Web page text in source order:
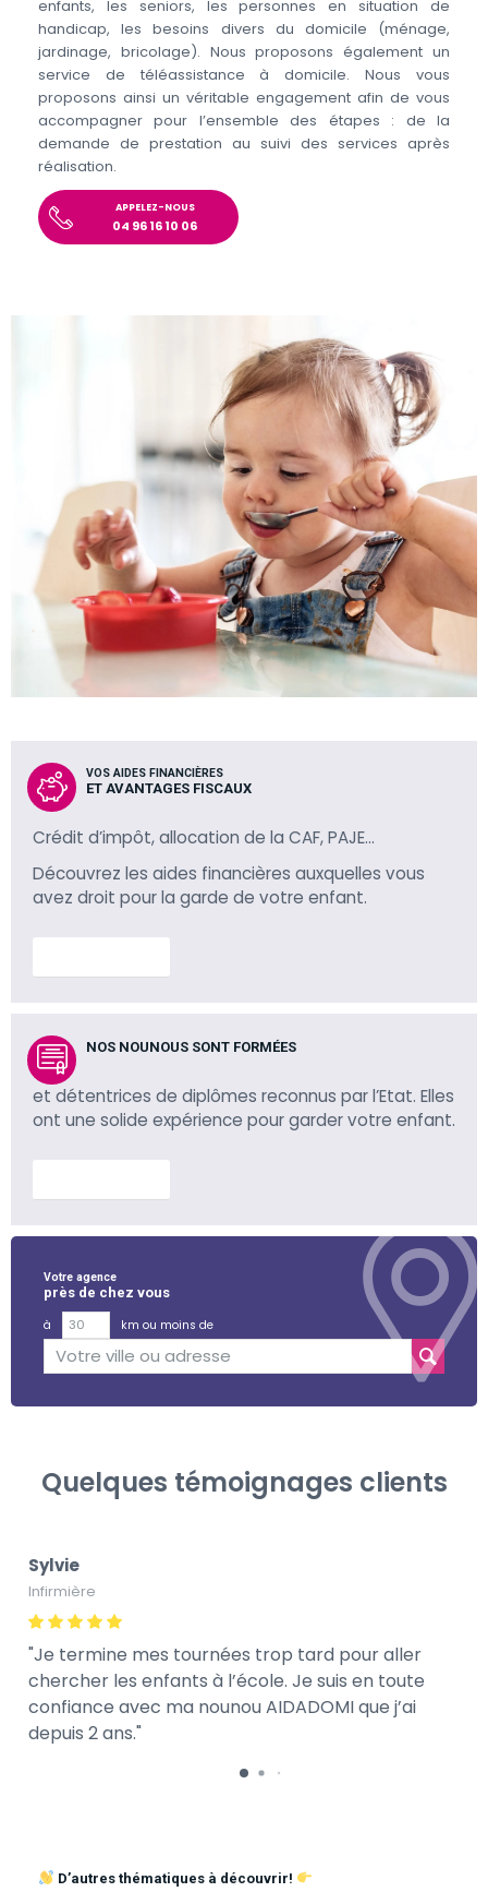
enfants, les seniors, les personnes en situation de
handicap, les besoins divers du domicile (ménage,
jardinage, bricolage). Nous proposons également un
service de téléassistance à domicile. Nous vous
proposons ainsi un véritable engagement afin de vous
accompagner pour l’ensemble des étapes : de la
demande de prestation au suivi des services après
réalisation.
APPELEZ-NOUS
04 96 16 10 06
VOS AIDES FINANCIÈRES
ET AVANTAGES FISCAUX
Crédit d’impôt, allocation de la CAF, PAJE…
Découvrez les aides financières auxquelles vous
avez droit pour la garde de votre enfant.
NOS NOUNOUS SONT FORMÉES
et détentrices de diplômes reconnus par l’Etat. Elles
ont une solide expérience pour garder votre enfant.
Votre agence
près de chez vous
à
km ou moins de
Quelques témoignages clients
Sylvie
Infirmière
Je termine mes tournées trop tard pour aller
chercher les enfants à l’école. Je suis en toute
confiance avec ma nounou AIDADOMI que j’ai
depuis 2 ans.
D’autres thématiques à découvrir!